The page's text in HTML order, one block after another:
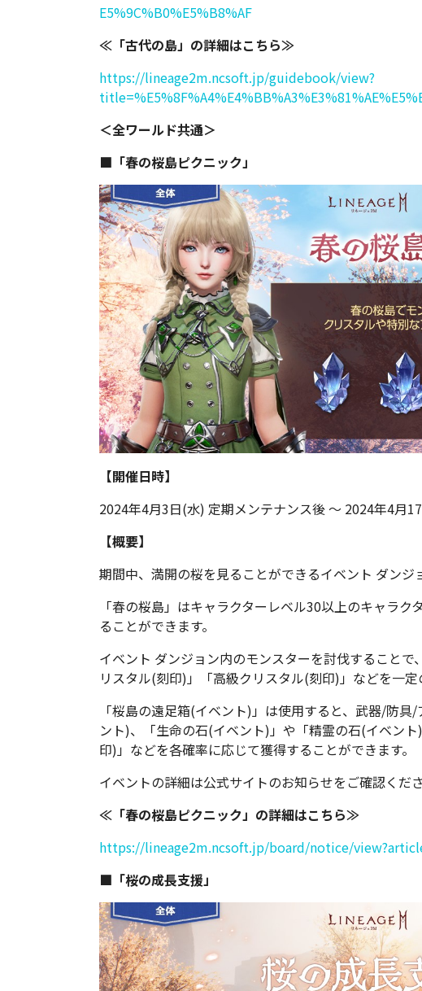
E5%9C%B0%E5%B8%AF
≪「古代の島」の詳細はこちら≫
https://lineage2m.ncsoft.jp/guidebook/view?
＜全ワールド共通＞
■「春の桜島ピクニック」
【開催日時】
2024年4月3日(水) 定期メンテナンス後 ～ 2024年4月
【概要】
期間中、満開の桜を見ることができるイベント ダンジ
「春の桜島」はキャラクターレベル30以上のキャラ
ることができます。
イベント ダンジョン内のモンスターを討伐すること
リスタル(刻印)」「高級クリスタル(刻印)」などを一定
「桜島の遠足箱(イベント)」は使用すると、武器/防
ント)、「生命の石(イベント)」や「精霊の石(イベン
印)」などを各確率に応じて獲得することができます。
イベントの詳細は公式サイトのお知らせをご確認くださ
≪「春の桜島ピクニック」の詳細はこちら≫
https://lineage2m.ncsoft.jp/board/notice/
■「桜の成長支援」